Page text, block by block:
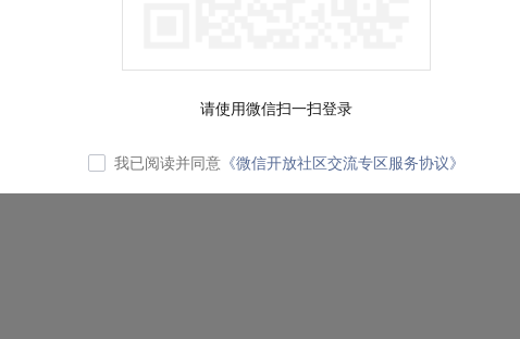
请使用微信扫一扫登录
我已阅读并同意 《微信开放社区交流专区服务协议》